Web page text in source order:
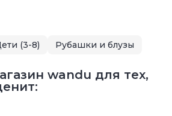
(3-8) Рубашки и блузы
wandu для тех,